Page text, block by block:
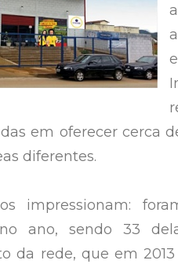
em oferecer cerca
diferentes.
impressionam:
ano, sendo 33
da rede, que em